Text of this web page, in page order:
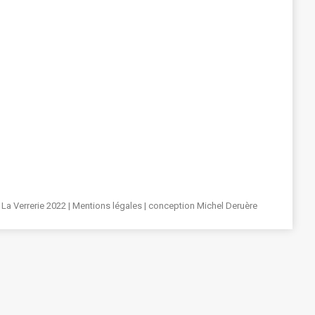
La Verrerie 2022 | Mentions légales | conception Michel Deruère